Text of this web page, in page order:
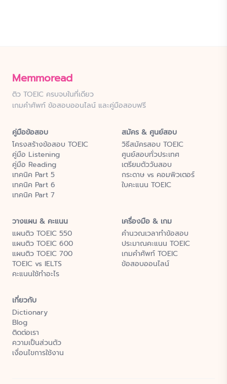
Memmoread
ติว TOEIC ครบจบในที่เดียว
เกมคำศัพท์ ข้อสอบออนไลน์ และคู่มือสอบฟรี
คู่มือข้อสอบ
โครงสร้างข้อสอบ TOEIC
คู่มือ Listening
คู่มือ Reading
เทคนิค Part 5
เทคนิค Part 6
เทคนิค Part 7
สมัคร & ศูนย์สอบ
วิธีสมัครสอบ TOEIC
ศูนย์สอบทั่วประเทศ
เตรียมตัววันสอบ
กระดาษ vs คอมพิวเตอร์
ใบคะแนน TOEIC
วางแผน & คะแนน
แผนติว TOEIC 550
แผนติว TOEIC 600
แผนติว TOEIC 700
TOEIC vs IELTS
คะแนนใช้ทำอะไร
เครื่องมือ & เกม
คำนวณเวลาทำข้อสอบ
ประมาณคะแนน TOEIC
เกมคำศัพท์ TOEIC
ข้อสอบออนไลน์
เกี่ยวกับ
Dictionary
Blog
ติดต่อเรา
ความเป็นส่วนตัว
เงื่อนไขการใช้งาน